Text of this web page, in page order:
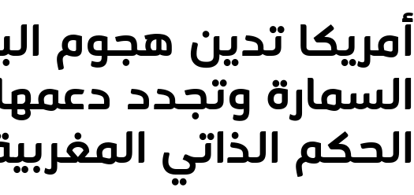
أمريكا تدين هجوم
السمارة وتجدد
الحكم الذاتي